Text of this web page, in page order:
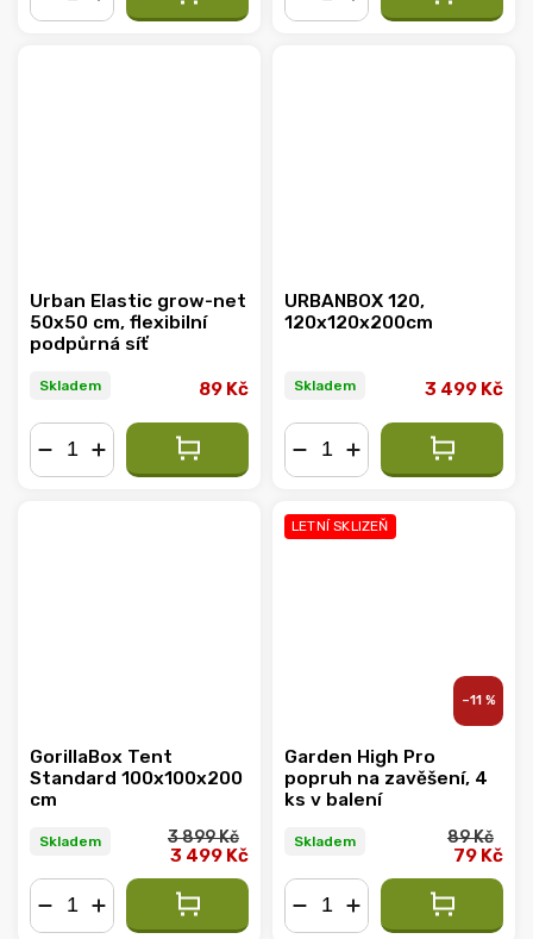
Urban Elastic grow-net
50x50 cm, flexibilní
podpůrná síť
Skladem 89 Kč
URBANBOX 120,
120x120x200cm
Skladem 3 499 Kč
GorillaBox Tent
Standard 100x100x200
cm
Skladem 3 899 Kč
3 499 Kč
LETNÍ SKLIZEŇ
–11 %
Garden High Pro
popruh na zavěšení, 4
ks v balení
Skladem 89 Kč
79 Kč